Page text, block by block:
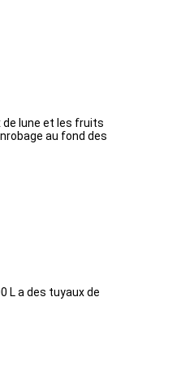
de lune et les fruits
au fond des
L a des tuyaux de